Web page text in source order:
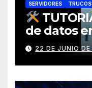
SERVIDORES TRUCOS
de datos
operativo
22 DE JUNIO